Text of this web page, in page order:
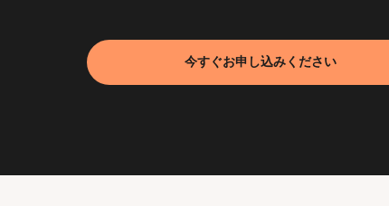
今すぐお申し込みください